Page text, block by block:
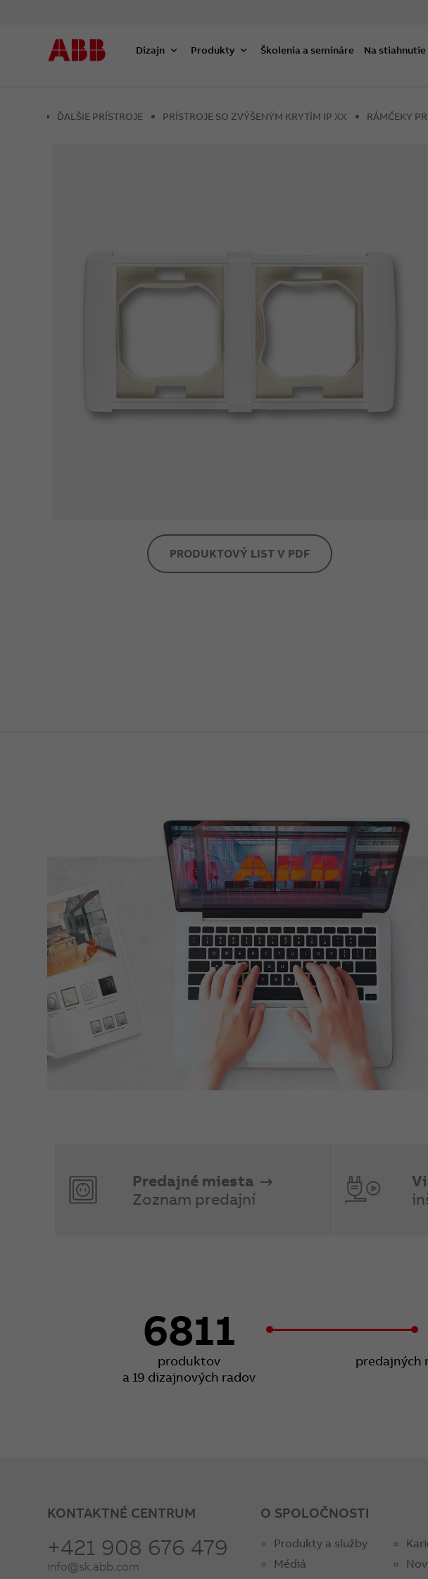
Dizajn Produkty Školenia a semináre Na stiahnutie
ĎALŠIE PRÍSTROJE PRÍSTROJE SO ZVÝŠENÝM KRYTÍM IP XX RÁMČEKY
PRODUKTOVÝ LIST V PDF
Predajné miesta
Zoznam predajní
6811
produktov
a 19 dizajnových radov
predajných
KONTAKTNÉ CENTRUM
+421 908 676 479
info@sk.abb.com
O SPOLOČNOSTI
Produkty a služby
Médiá